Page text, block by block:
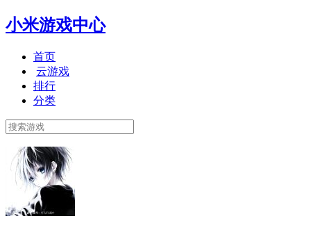
小米游戏中心
首页
云游戏
排行
分类